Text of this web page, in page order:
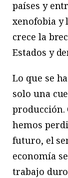
países y
xenofobia y
crece la
Estados y
Lo que se
solo una
producción.
hemos
futuro, el
economía
trabajo